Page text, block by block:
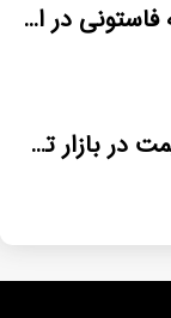
کارخانه تولید انواع پارچه فاستونی در ایران
پارچه نمدی طرحدار و قیمت در بازار تهران